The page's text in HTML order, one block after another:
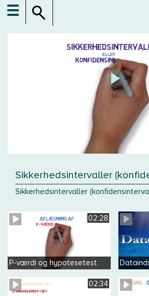
☰
Sikkerhedsintervaller
Sikkerhedsintervaller
02:28
P-værdi og hypotesetest
02:34